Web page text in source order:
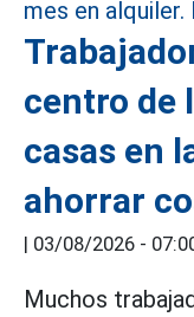
centro de
casas en
ahorrar
03/08/2026 -
Muchos